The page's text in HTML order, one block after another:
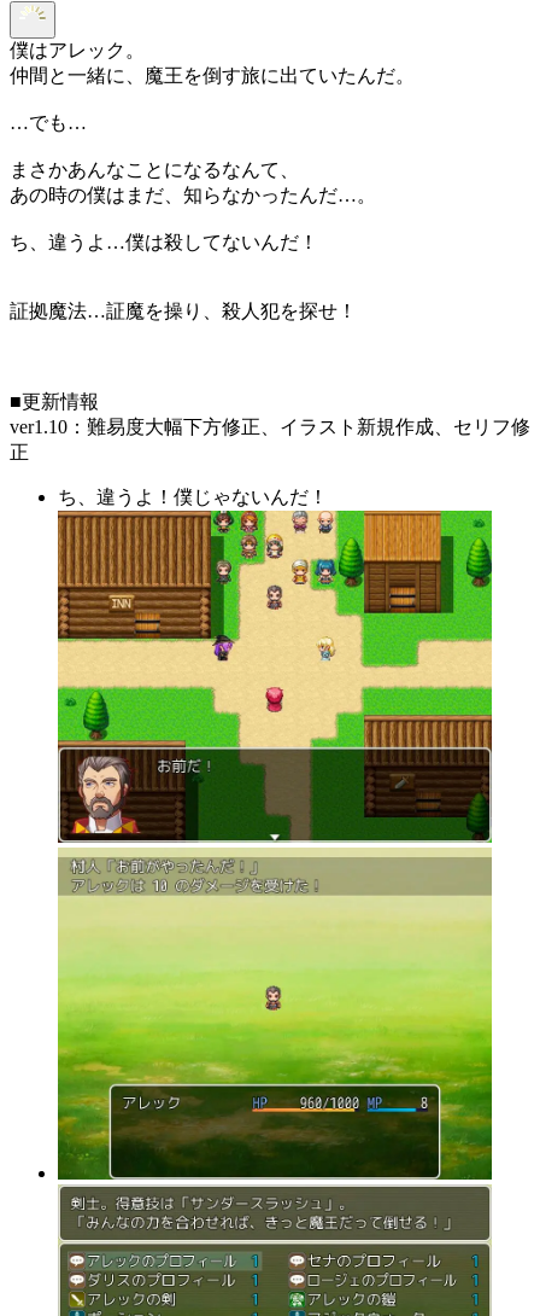
僕はアレック。
仲間と一緒に、魔王を倒す旅に出ていたんだ。
…でも…
まさかあんなことになるなんて、
あの時の僕はまだ、知らなかったんだ…。
ち、違うよ…僕は殺してないんだ！
証拠魔法…証魔を操り、殺人犯を探せ！
■更新情報
ver1.10：難易度大幅下方修正、イラスト新規作成、セリフ修
正
ち、違うよ！僕じゃないんだ！